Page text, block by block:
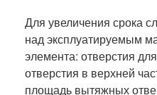
Для увеличения срока
над эксплуатируемым
элемента: отверстия
отверстия в верхней
площадь вытяжных